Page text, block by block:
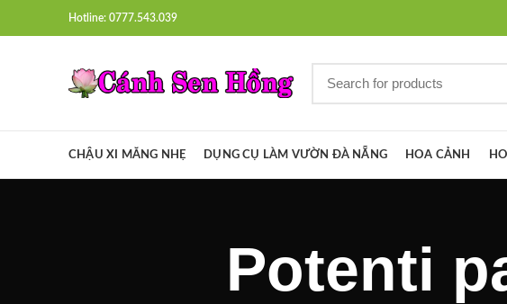
Hotline: 0777.543.039
CHẬU XI MĂNG NHẸ DỤNG CỤ LÀM VƯỜN ĐÀ NẴNG HOA CẢNH
Potenti